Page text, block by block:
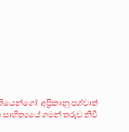
අප්‍රිකානු පශ්චාත්
සාහිත්‍යයේ ගමන් තරුව නිවී